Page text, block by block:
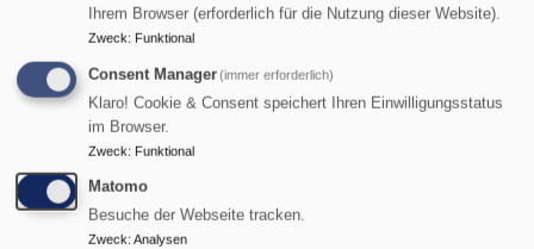
Ihrem Browser (erforderlich für die Nutzung dieser Website).
Zweck: Funktional
Consent Manager(immer erforderlich)
Klaro! Cookie & Consent speichert Ihren Einwilligungsstatus
im Browser.
Zweck: Funktional
Matomo
Besuche der Webseite tracken.
Zweck: Analysen